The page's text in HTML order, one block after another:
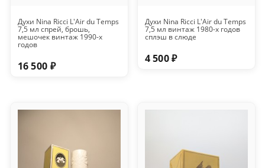
Духи Nina Ricci L'Air du Temps
7,5 мл спрей, брошь,
мешочек винтаж 1990-х
годов
16 500 ₽
Духи Nina Ricci L'Air du Temps
7,5 мл винтаж 1980-х годов
сплэш в слюде
4 500 ₽